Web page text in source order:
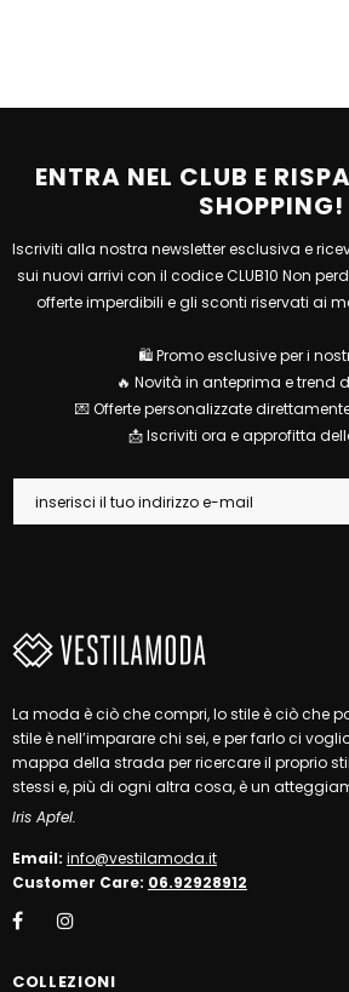
ENTRA NEL CLUB E
SHOPPING!
Iscriviti alla nostra newsletter esclusiva e
sui nuovi arrivi con il codice CLUB10 Non
offerte imperdibili e gli sconti riservati ai
🛍 Promo esclusive per i
🔥 Novità in anteprima e trend
💌 Offerte personalizzate
📩 Iscriviti ora e approfitta
La moda è ciò che compri, lo stile è ciò che
stile è nell’imparare chi sei, e per farlo ci
mappa della strada per ricercare il proprio
stessi e, più di ogni altra cosa, è un
Iris Apfel.
Email: info@vestilamoda.it
Customer Care: 06.92928912
COLLEZIONI